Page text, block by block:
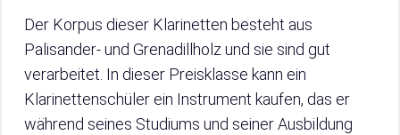
Der Korpus dieser Klarinetten besteht aus
Palisander- und Grenadillholz und sie sind gut
verarbeitet. In dieser Preisklasse kann ein
Klarinettenschüler ein Instrument kaufen, das er
während seines Studiums und seiner Ausbildung